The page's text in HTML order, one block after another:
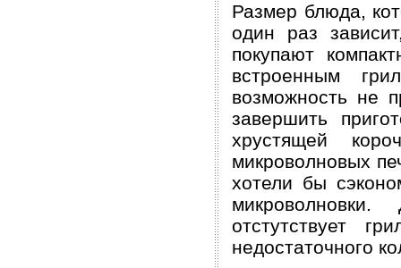
Размер блюда,
один раз
покупают
встроенным
возможность не
завершить
хрустящей
микроволновых
хотели бы
отстутствует
недостаточного